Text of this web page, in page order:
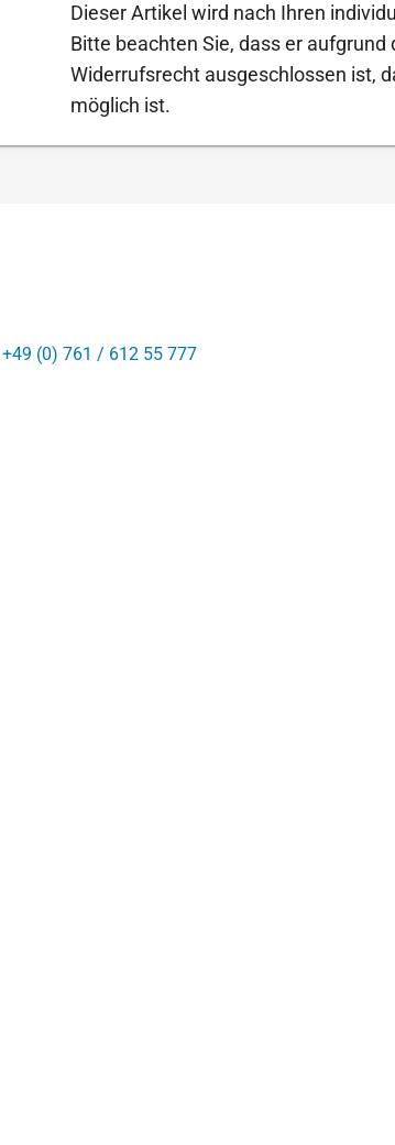
Dieser Artikel wird nach Ihren
Bitte beachten Sie, dass er
Widerrufsrecht ausgeschlossen ist,
möglich ist.
+49 (0) 761 / 612 55 777